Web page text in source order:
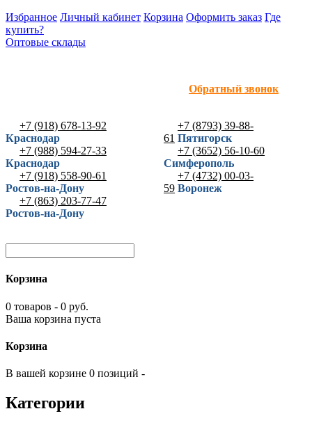
Избранное Личный кабинет Корзина Оформить заказ Где
купить?
Оптовые склады
Обратный звонок
+7 (918) 678-13-92
Краснодар
+7 (988) 594-27-33
Краснодар
+7 (918) 558-90-61
Ростов-на-Дону
+7 (863) 203-77-47
Ростов-на-Дону
+7 (8793) 39-88-
61 Пятигорск
+7 (3652) 56-10-60
Симферополь
+7 (4732) 00-03-
59 Воронеж
Корзина
0 товаров - 0 руб.
Ваша корзина пуста
Корзина
В вашей корзине 0 позиций -
Категории